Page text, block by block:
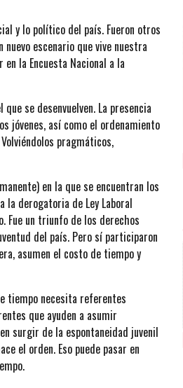
y lo político del país. Fueron otros
escenario que vive nuestra
la Encuesta Nacional a la
se desenvuelven. La presencia
jóvenes, así como el ordenamiento
pragmáticos,
en la que se encuentran los
la derogatoria de Ley Laboral
Fue un triunfo de los derechos
del país. Pero sí participaron
asumen el costo de tiempo y
tiempo necesita referentes
que ayuden a asumir
surgir de la espontaneidad juvenil
el orden. Eso puede pasar en